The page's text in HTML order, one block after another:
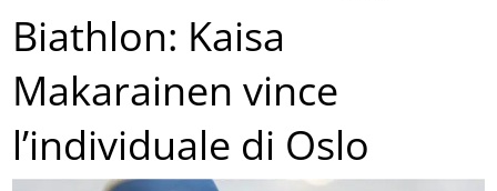
Biathlon: Kaisa
Makarainen vince
l’individuale di Oslo